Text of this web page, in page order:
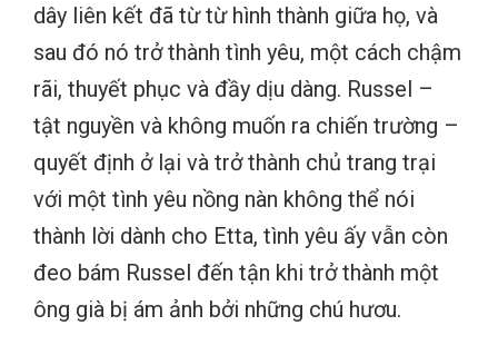
dây liên kết đã từ từ hình thành giữa họ, và
sau đó nó trở thành tình yêu, một cách chậm
rãi, thuyết phục và đầy dịu dàng. Russel –
tật nguyền và không muốn ra chiến trường –
quyết định ở lại và trở thành chủ trang trại
với một tình yêu nồng nàn không thể nói
thành lời dành cho Etta, tình yêu ấy vẫn còn
đeo bám Russel đến tận khi trở thành một
ông già bị ám ảnh bởi những chú hươu.